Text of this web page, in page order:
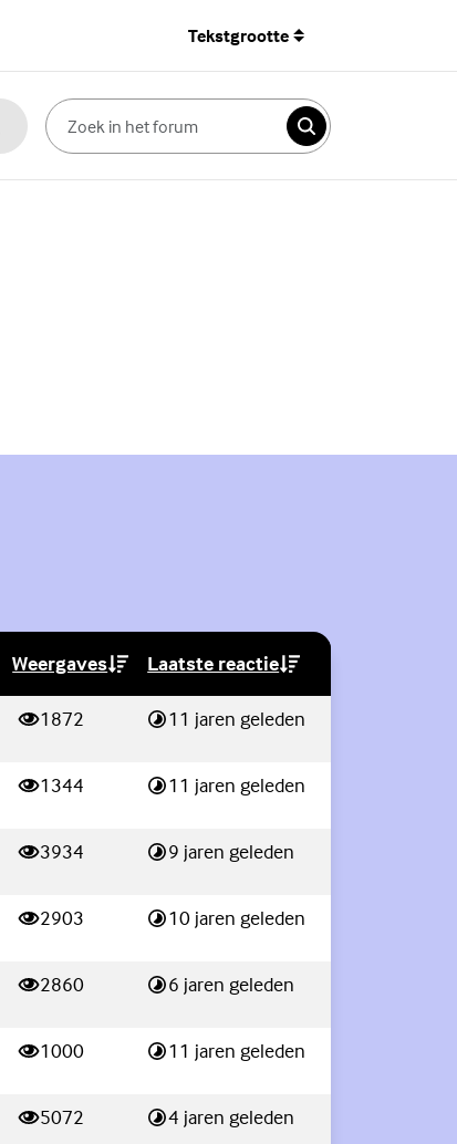
Tekstgrootte
Zoeken
Weergaves
(Externe link) Laatste reactie
(Externe link)
1872
weergaves Laatste reactie:
11 jaren geleden
1344
weergaves Laatste reactie:
11 jaren geleden
3934
weergaves Laatste reactie:
9 jaren geleden
2903
weergaves Laatste reactie:
10 jaren geleden
2860
weergaves Laatste reactie:
6 jaren geleden
1000
weergaves Laatste reactie:
11 jaren geleden
5072
weergaves Laatste reactie:
4 jaren geleden